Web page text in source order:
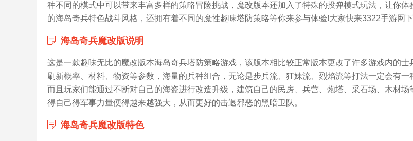
种不同的模式中可以带来丰富多样的策略冒险挑战，魔改版本还加入了特殊的投弹模式玩法，让你体
的海岛奇兵特色战斗风格，还拥有着不同的魔性趣味塔防策略等你来参与体验!大家快来3322手游网下
海岛奇兵魔改版说明
这是一款趣味无比的魔改版本海岛奇兵塔防策略游戏，该版本相比较正常版本更改了许多游戏内的士
刷新概率、材料、物资等参数，海量的兵种组合，无论是步兵流、狂妹流、烈焰流等打法一定会有一
而且玩家们能通过不断对自己的海盗进行改造升级，建筑自己的民房、兵营、炮塔、采石场、木材场
得自己得军事力量便得越来越强大，从而更好的击退邪恶的黑暗卫队。
海岛奇兵魔改版特色